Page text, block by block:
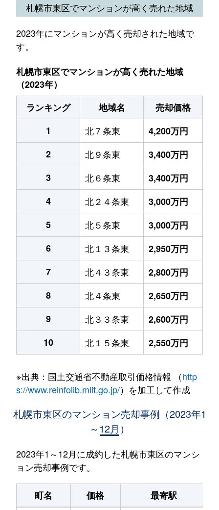
札幌市東区でマンションが高く売れた地域
2023年にマンションが高く売却された地域で
す。
札幌市東区でマンションが高く売れた地域
（2023年）
ランキング
地域名
売却価格
1
北７条東
4,200万円
2
北９条東
3,400万円
3
北６条東
3,400万円
4
北２４条東
3,000万円
5
北５条東
3,000万円
6
北１３条東
2,950万円
7
北４３条東
2,800万円
8
北４条東
2,650万円
9
北３３条東
2,600万円
10
北１５条東 2,550万円
※出典：国土交通省不動産取引価格情報 （http
s://www.reinfolib.mlit.go.jp/）を加工して作成
札幌市東区のマンション売却事例（2023年1
～12月）
2023年1～12月に成約した札幌市東区のマンシ
ョン売却事例です。
町名 価格 最寄駅